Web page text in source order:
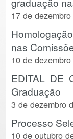
17 de
nas
10 de
EDITAL DE
Graduação
3 de dezembro
Processo
10 de outubro